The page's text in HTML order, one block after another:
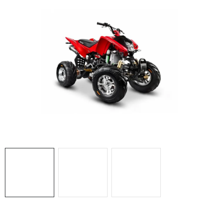
NÁPLNE A KVAPALINY
NÁHRADNÉ DIELY